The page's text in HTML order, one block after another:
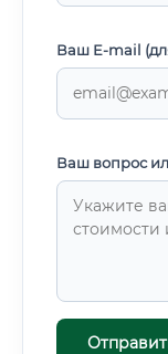
Ваш E-mail
Ваш вопрос